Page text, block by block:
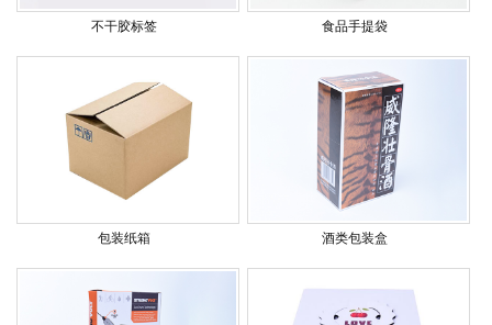
不干胶标签 食品手提袋
包装纸箱 酒类包装盒